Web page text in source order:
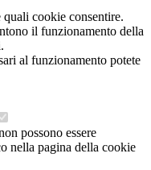
quali cookie consentire.
il funzionamento della
al funzionamento potete
possono essere
nella pagina della cookie